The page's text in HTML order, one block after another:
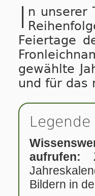
I n unserer
Feiertage
gewählte
und für das
aufrufen:
Bildern in